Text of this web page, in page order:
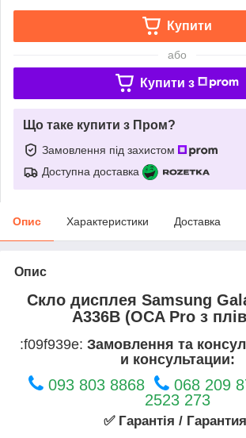
Купити
або
Купити з
Що таке купити з Пром?
Замовлення під захистом
Доступна доставка
Опис Характеристики Доставка
Опис
Скло дисплея Samsung
A336B (OCA Pro з
:f09f939e: Замовлення та
и консультации:
093 803 8868 068 209
2523 273
✅ Гарантія /